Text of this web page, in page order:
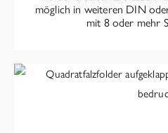
möglich in weiteren DIN
mit 8 oder mehr